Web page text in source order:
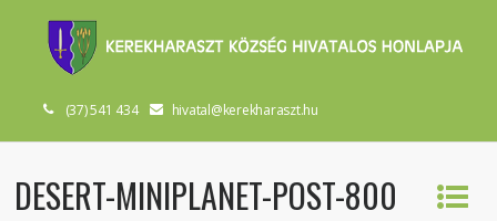
(37) 541 434 hivatal@kerekharaszt.hu
DESERT-MINIPLANET-POST-800